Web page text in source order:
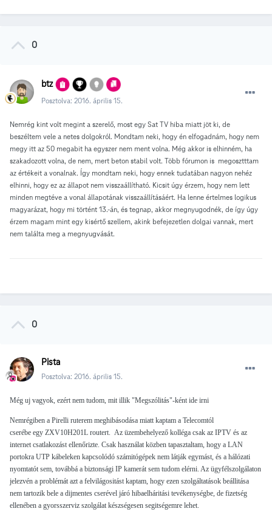
0
btz
Posztolva: 2016. április 15.
Nemrég kint volt megint a szerelő, most egy Sat TV hiba miatt jöt ki, de
beszéltem vele a netes dolgokról. Mondtam neki, hogy én elfogadnám, hogy nem
megy itt az 50 megabit ha egyszer nem ment volna. Még akkor is elhinném, ha
szakadozott volna, de nem, mert beton stabil volt. Több fórumon is megosztttam
az értékeit a vonalnak. Így mondtam neki, hogy ennek tudatában nagyon nehéz
elhinni, hogy ez az állapot nem visszaállítható. Kicsit úgy érzem, hogy nem lett
minden megtéve a vonal állapotának visszaállításáért. Ha lenne értelmes logikus
magyarázat, hogy mi történt 13.-án, és tegnap, akkor megnyugodnék, de így úgy
érzem magam mint egy kisértő szellem, akink befejezetlen dolgai vannak, mert
nem találta meg a megnyugvását.
0
Pista
Posztolva: 2016. április 15.
Még uj vagyok, ezért nem tudom, mit illik "Megszólitás"-ként ide irni
Nemrégiben a Pirelli ruterem meghibásodása miatt kaptam a Telecomtól
cserébe egy ZXV10H201L routert. Az üzembehelyező kolléga csak az IPTV és az
internet csatlakozást ellenőrizte. Csak használat közben tapasztaltam, hogy a LAN
portokra UTP kábeleken kapcsolódó számitógépek nem látják egymást, és a hálózati
nyomtatót sem, továbbá a biztonsági IP kamerát sem tudom elérni. Az ügyfélszolgálaton
jelezvén a problémát azt a felvilágositást kaptam, hogy ezen szolgáltatások beállitása
nem tartozik bele a dijmentes cserével járó hibaelháritási tevékenységbe, de fizetség
ellenében a gyorsszerviz szolgálat készségesen segitségemre lehet.